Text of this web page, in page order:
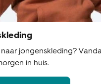
jongenskleding?
in huis.